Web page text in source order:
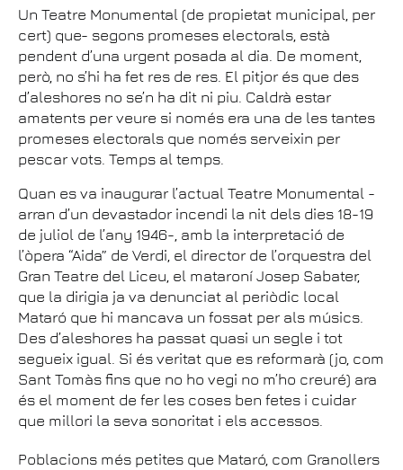
Un Teatre Monumental (de propietat municipal, per
cert) que- segons promeses electorals, està
pendent d’una urgent posada al dia. De moment,
però, no s’hi ha fet res de res. El pitjor és que des
d’aleshores no se’n ha dit ni piu. Caldrà estar
amatents per veure si només era una de les tantes
promeses electorals que només serveixin per
pescar vots. Temps al temps.
Quan es va inaugurar l’actual Teatre Monumental -
arran d’un devastador incendi la nit dels dies 18-19
de juliol de l’any 1946-, amb la interpretació de
l’òpera “Aida” de Verdi, el director de l’orquestra del
Gran Teatre del Liceu, el mataroní Josep Sabater,
que la dirigia ja va denunciat al periòdic local
Mataró que hi mancava un fossat per als músics.
Des d’aleshores ha passat quasi un segle i tot
segueix igual. Si és veritat que es reformarà (jo, com
Sant Tomàs fins que no ho vegi no m’ho creuré) ara
és el moment de fer les coses ben fetes i cuidar
que millori la seva sonoritat i els accessos.
Poblacions més petites que Mataró, com Granollers